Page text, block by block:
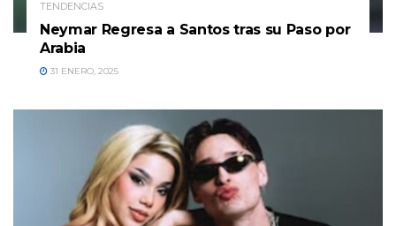
TENDENCIAS
Neymar Regresa a Santos tras su Paso por
Arabia
31 ENERO, 2025